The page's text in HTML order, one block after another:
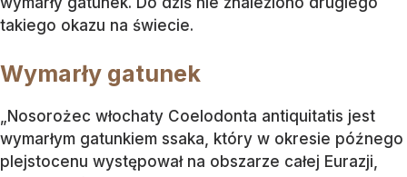
takiego okazu na świecie.
Wymarły gatunek
„Nosorożec włochaty Coelodonta antiquitatis jest
wymarłym gatunkiem ssaka, który w okresie późnego
plejstocenu występował na obszarze całej Eurazji,